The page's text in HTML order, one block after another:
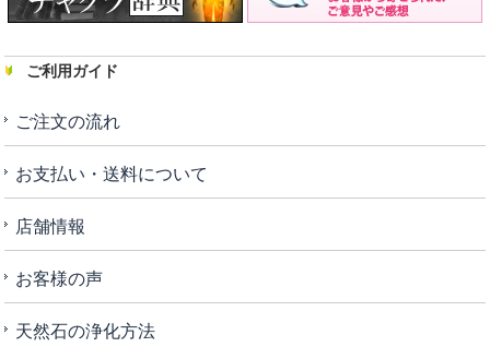
ご利用ガイド
ご注文の流れ
お支払い・送料について
店舗情報
お客様の声
天然石の浄化方法